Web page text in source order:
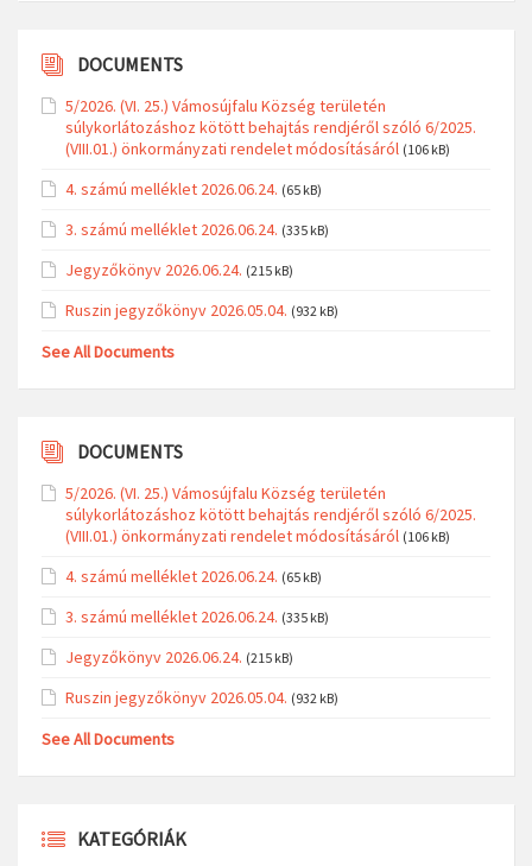
DOCUMENTS
5/2026. (VI. 25.) Vámosújfalu Község területén
súlykorlátozáshoz kötött behajtás rendjéről szóló 6/2025.
(VIII.01.) önkormányzati rendelet módosításáról (106 kB)
4. számú melléklet 2026.06.24. (65 kB)
3. számú melléklet 2026.06.24. (335 kB)
Jegyzőkönyv 2026.06.24. (215 kB)
Ruszin jegyzőkönyv 2026.05.04. (932 kB)
See All Documents
DOCUMENTS
5/2026. (VI. 25.) Vámosújfalu Község területén
súlykorlátozáshoz kötött behajtás rendjéről szóló 6/2025.
(VIII.01.) önkormányzati rendelet módosításáról (106 kB)
4. számú melléklet 2026.06.24. (65 kB)
3. számú melléklet 2026.06.24. (335 kB)
Jegyzőkönyv 2026.06.24. (215 kB)
Ruszin jegyzőkönyv 2026.05.04. (932 kB)
See All Documents
KATEGÓRIÁK